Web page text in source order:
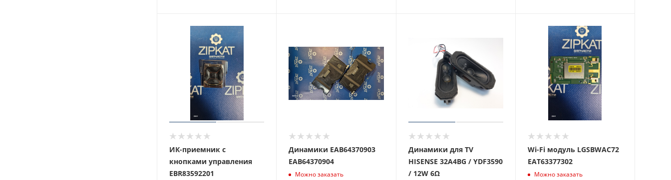
ИК-приемник с
кнопками управления
EBR83592201
Динамики EAB64370903
EAB64370904
Можно заказать
Динамики для TV
HISENSE 32A4BG / YDF3590
/ 12W 6Ω
Wi-Fi модуль LGSBWAC72
EAT63377302
Можно заказать